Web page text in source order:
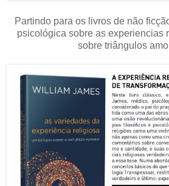
Partindo para os livros de não
psicológica sobre as experiencias
sobre triângulos